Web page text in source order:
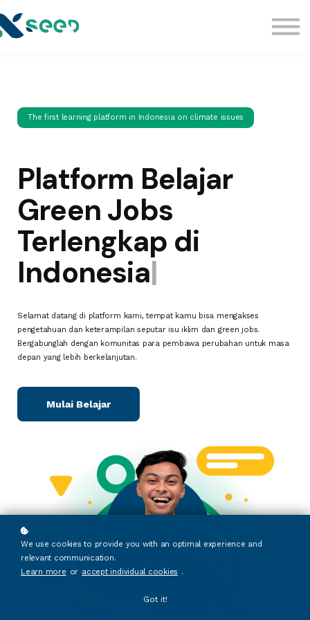
The first learning platform in Indonesia on climate issues
Platform Belajar
Green Jobs
Terlengkap di
Indonesia|
Selamat datang di platform kami, tempat kamu bisa mengakses
pengetahuan dan keterampilan seputar isu iklim dan green jobs.
Bergabunglah dengan komunitas para pembawa perubahan untuk masa
depan yang lebih berkelanjutan.
Mulai Belajar
We use cookies to provide you with an optimal experience and
relevant communication.
Learn more or accept individual cookies .
Got it!